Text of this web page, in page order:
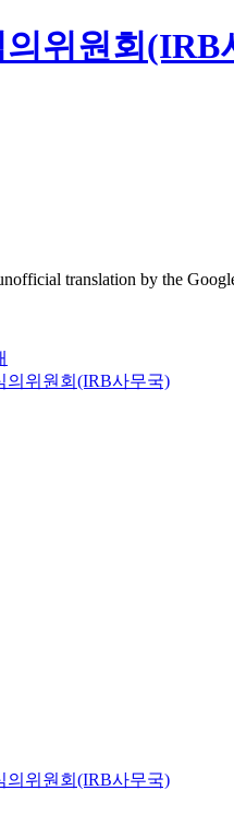
위원회(IRB
translation by the
의위원회(IRB사무국)
의위원회(IRB사무국)